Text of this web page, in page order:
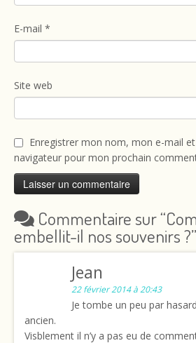
E-mail *
Site web
Enregistrer mon nom, mon e-mail
navigateur pour mon prochain
Commentaire sur “
embellit-il nos souvenirs ?”
Jean
22 février 2014 à 20:43
Je tombe un peu par
ancien.
Visblement il n’y a pas eu de